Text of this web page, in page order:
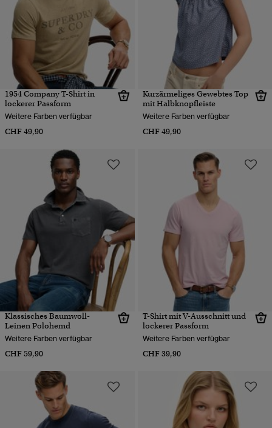
1954 Company T-Shirt in
lockerer Passform
Weitere Farben verfügbar
CHF 49,90
Kurzärmeliges Gewebtes Top
mit Halbknopfleiste
Weitere Farben verfügbar
CHF 49,90
Klassisches Baumwoll-
Leinen Polohemd
Weitere Farben verfügbar
CHF 59,90
T-Shirt mit V-Ausschnitt und
lockerer Passform
Weitere Farben verfügbar
CHF 39,90